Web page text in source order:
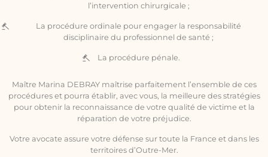
l’intervention chirurgicale ;
La procédure ordinale pour engager la responsabilité
disciplinaire du professionnel de santé ;
La procédure pénale.
Maître Marina DEBRAY maîtrise parfaitement l’ensemble de ces
procédures et pourra établir, avec vous, la meilleure des stratégies
pour obtenir la reconnaissance de votre qualité de victime et la
réparation de votre préjudice.
Votre avocate assure votre défense sur toute la France et dans les
territoires d’Outre-Mer.